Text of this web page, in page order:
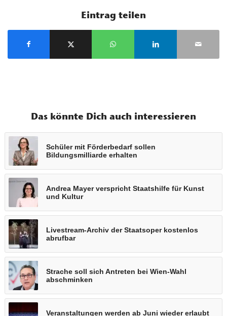
Eintrag teilen
Das könnte Dich auch interessieren
Schüler mit Förderbedarf sollen
Bildungsmilliarde erhalten
Andrea Mayer verspricht Staatshilfe für Kunst
und Kultur
Livestream-Archiv der Staatsoper kostenlos
abrufbar
Strache soll sich Antreten bei Wien-Wahl
abschminken
Veranstaltungen werden ab Juni wieder erlaubt